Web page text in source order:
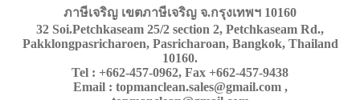
ภาษีเจริญ เขตภาษีเจริญ จ.กรุงเทพฯ 10160
32 Soi.Petchkaseam 25/2 section 2, Petchkaseam Rd.,
Pakklongpasricharoen, Pasricharoan, Bangkok, Thailand
10160.
Tel : +662-457-0962, Fax +662-457-9438
Email : topmanclean.sales@gmail.com ,